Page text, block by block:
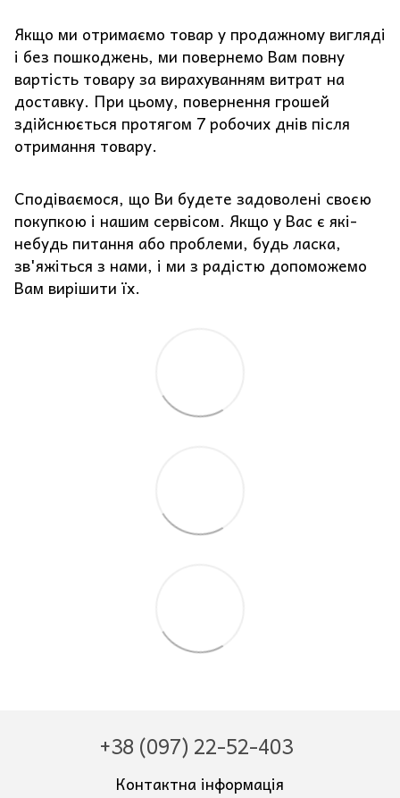
Якщо ми отримаємо товар у продажному вигляді
і без пошкоджень, ми повернемо Вам повну
вартість товару за вирахуванням витрат на
доставку. При цьому, повернення грошей
здійснюється протягом 7 робочих днів після
отримання товару.
Сподіваємося, що Ви будете задоволені своєю
покупкою і нашим сервісом. Якщо у Вас є які-
небудь питання або проблеми, будь ласка,
зв'яжіться з нами, і ми з радістю допоможемо
Вам вирішити їх.
+38 (097) 22-52-403
Контактна інформація